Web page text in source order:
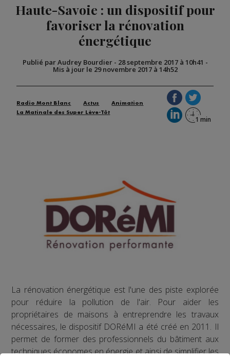
Haute-Savoie : un dispositif pour
favoriser la rénovation
énergétique
Publié par Audrey Bourdier- 28 septembre 2017 à 10h41 -
Mis à jour le 29 novembre 2017 à 14h52
Radio Mont Blanc Actus
Animation
La Matinale des Super Lève-Tôt
La rénovation énergétique est l'une des piste explorée
pour réduire la pollution de l'air. Pour aider les
propriétaires de maisons à entreprendre les travaux
nécessaires, le dispositif DORéMI a été créé en 2011. Il
permet de former des professionnels du bâtiment aux
techniques économes en énergie et ainsi de simplifier les